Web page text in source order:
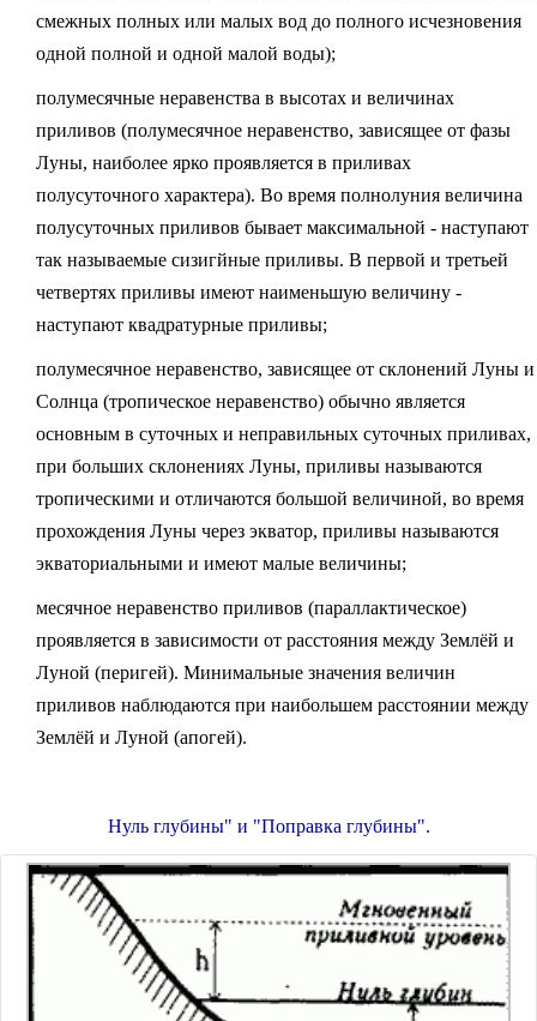
смежных полных или малых вод до полного исчезновения
одной полной и одной малой воды);
полумесячные неравенства в высотах и величинах
приливов (полумесячное неравенство, зависящее от фазы
Луны, наиболее ярко проявляется в приливах
полусуточного характера). Во время полнолуния величина
полусуточных приливов бывает максимальной - наступают
так называемые сизигйные приливы. В первой и третьей
четвертях приливы имеют наименьшую величину -
наступают квадратурные приливы;
полумесячное неравенство, зависящее от склонений Луны и
Солнца (тропическое неравенство) обычно является
основным в суточных и неправильных суточных приливах,
при больших склонениях Луны, приливы называются
тропическими и отличаются большой величиной, во время
прохождения Луны через экватор, приливы называются
экваториальными и имеют малые величины;
месячное неравенство приливов (параллактическое)
проявляется в зависимости от расстояния между Землёй и
Луной (перигей). Минимальные значения величин
приливов наблюдаются при наибольшем расстоянии между
Землёй и Луной (апогей).
Нуль глубины" и "Поправка глубины".